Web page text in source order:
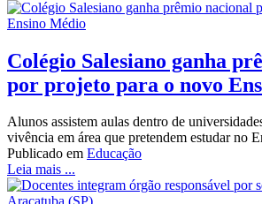
Colégio Salesiano ganha
por projeto para o novo
Alunos assistem aulas dentro de
vivência em área que pretendem estudar no
Publicado em Educação
Leia mais ...